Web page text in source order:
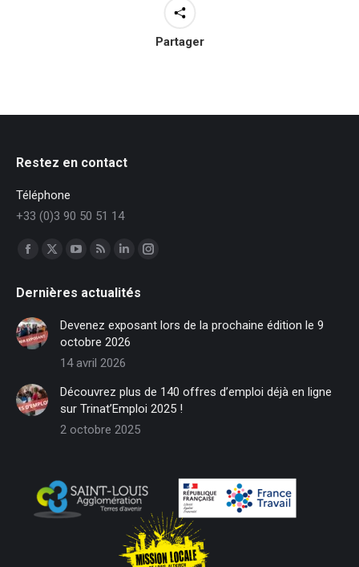
Partager
Restez en contact
Téléphone
+33 (0)3 90 50 51 14
Trouvez nous sur :
Facebook
opens
in
new
window
X
opens
new
window
opens
in
new
window
opens
in
new
window
LinkedIn
opens
in
new
window
Instagram
in
Dernières actualités
Devenez exposant lors de la prochaine édition le 9
octobre 2026
14 avril 2026
Découvrez plus de 140 offres d’emploi déjà en ligne
sur Trinat’Emploi 2025 !
2 octobre 2025